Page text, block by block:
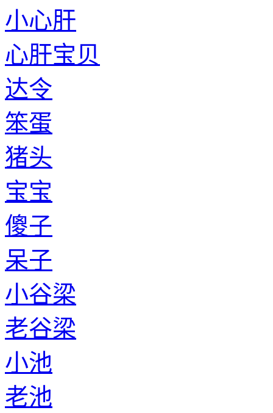
小心肝
心肝宝贝
达令
笨蛋
猪头
宝宝
傻子
呆子
小谷梁
老谷梁
小池
老池